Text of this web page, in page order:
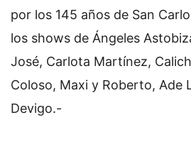
por los 145 años de San
los shows de Ángeles
José, Carlota Martínez,
Coloso, Maxi y Roberto, Ade
Devigo.-